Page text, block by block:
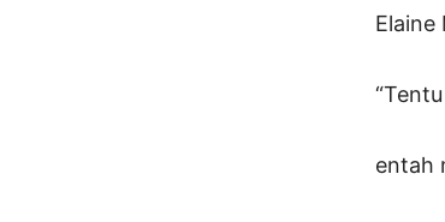
Elaine
entah